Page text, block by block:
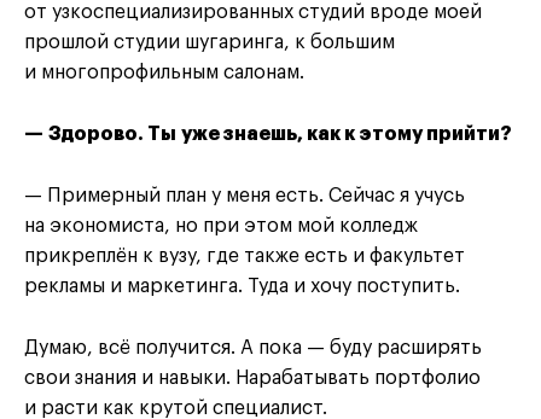
от узкоспециализированных студий вроде моей
прошлой студии шугаринга, к большим
и многопрофильным салонам.
— Здорово. Ты уже знаешь, как к этому прийти?
— Примерный план у меня есть. Сейчас я учусь
на экономиста, но при этом мой колледж
прикреплён к вузу, где также есть и факультет
рекламы и маркетинга. Туда и хочу поступить.
Думаю, всё получится. А пока — буду расширять
свои знания и навыки. Нарабатывать портфолио
и расти как крутой специалист.